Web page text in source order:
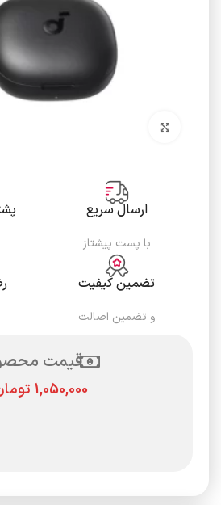
ارسال سریع
با پست پیشتاز
تضمین کیفیت
و تضمین اصالت
قیمت